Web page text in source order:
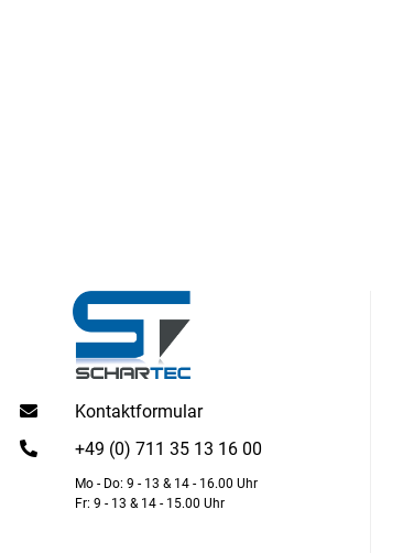
Kontaktformular
+49 (0) 711 35 13 16 00
Mo - Do: 9 - 13 & 14 - 16.00 Uhr
Fr: 9 - 13 & 14 - 15.00 Uhr